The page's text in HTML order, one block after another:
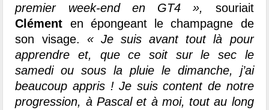
premier week-end en GT4 », souriait
Clément en épongeant le champagne de
son visage. « Je suis avant tout là pour
apprendre et, que ce soit sur le sec le
samedi ou sous la pluie le dimanche, j’ai
beaucoup appris ! Je suis content de notre
progression, à Pascal et à moi, tout au long